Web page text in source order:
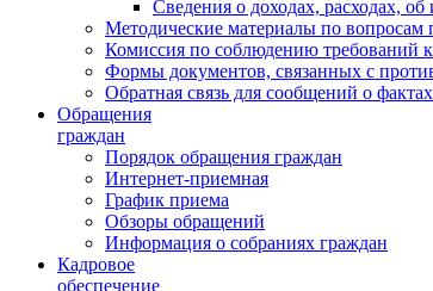
Сведения о доходах, расходах,
Методические материалы по вопросам
Комиссия по соблюдению требований
Формы документов, связанных с
Обратная связь для сообщений о
Обращения
граждан
Порядок обращения граждан
Интернет-приемная
График приема
Обзоры обращений
Информация о собраниях граждан
Кадровое
обеспечение